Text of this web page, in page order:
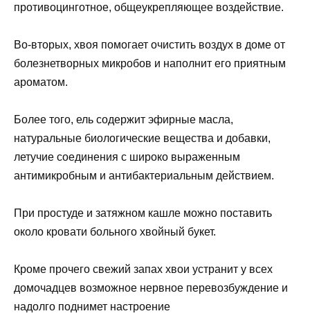
противоцинготное, общеукрепляющее воздействие.
Во-вторых, хвоя помогает очистить воздух в доме от
болезнетворных микробов и наполнит его приятным
ароматом.
Более того, ель содержит эфирные масла,
натуральные биологические вещества и добавки,
летучие соединения с широко выраженным
антимикробным и антибактериальным действием.
При простуде и затяжном кашле можно поставить
около кровати больного хвойный букет.
Кроме прочего свежий запах хвои устранит у всех
домочадцев возможное нервное перевозбуждение и
надолго поднимет настроение